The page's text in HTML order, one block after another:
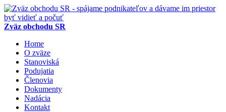
Zväz obchodu SR
Home
O zväze
Stanoviská
Podujatia
Členovia
Dokumenty
Nadácia
Kontakt